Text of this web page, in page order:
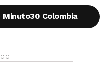
Minuto30 Colombia